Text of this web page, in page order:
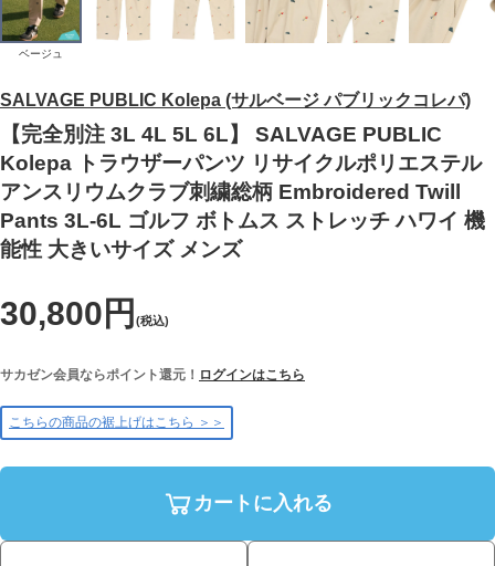
SALVAGE PUBLIC Kolepa (サルベージ パブリックコレパ)
【完全別注 3L 4L 5L 6L】 SALVAGE PUBLIC
Kolepa トラウザーパンツ リサイクルポリエステル
アンスリウムクラブ刺繍総柄 Embroidered Twill
Pants 3L-6L ゴルフ ボトムス ストレッチ ハワイ 機
能性 大きいサイズ メンズ
30,800円 (税込)
サカゼン会員ならポイント還元！ ログインはこちら
こちらの商品の裾上げはこちら ＞＞
カートに入れる
ベージュ